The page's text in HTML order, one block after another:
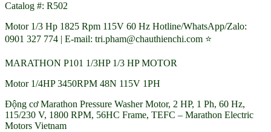
Catalog #: R502
Motor 1/3 Hp 1825 Rpm 115V 60 Hz Hotline/WhatsApp/Zalo:
0901 327 774 | E-mail: tri.pham@chauthienchi.com ⭐
MARATHON P101 1/3HP 1/3 HP MOTOR
Motor 1/4HP 3450RPM 48N 115V 1PH
Động cơ Marathon Pressure Washer Motor, 2 HP, 1 Ph, 60 Hz,
115/230 V, 1800 RPM, 56HC Frame, TEFC – Marathon Electric
Motors Vietnam